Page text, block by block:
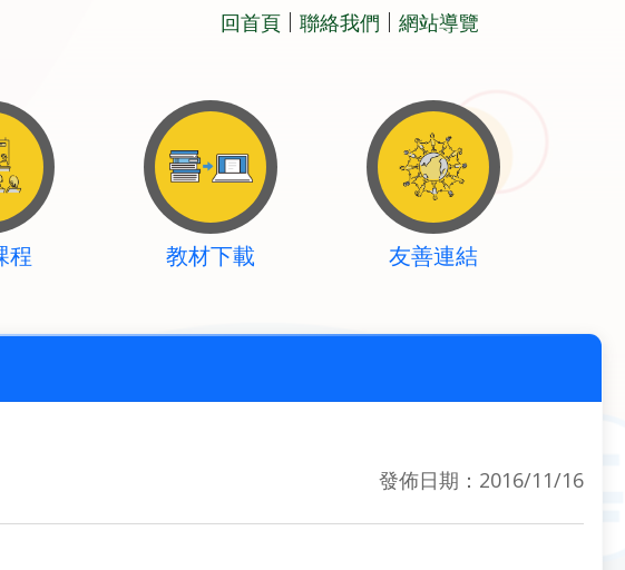
回首頁 聯絡我們 網站導覽
程 教材下載 友善連結
發佈日期：2016/11/16